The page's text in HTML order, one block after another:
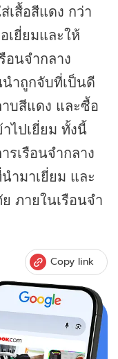
เสื้อสีแดง กว่า
เยี่ยมและให้
อนจำกลาง
ำถูกจับที่เป็นดี
บสีแดง และซื้อ
ไปเยี่ยม ทั้งนี้
เรือนจำกลาง
ำมาเยี่ยม และ
ภายในเรือนจำ
Copy link